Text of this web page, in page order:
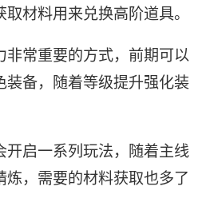
材料用来兑换高阶道具。
非常重要的方式，前期可以
装备，随着等级提升强化装
开启一系列玩法，随着主线
炼，需要的材料获取也多了